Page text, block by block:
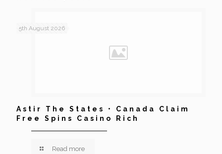
5th August 2026
Astir The States • Canada Claim
Free Spins Casino Rich
Read more